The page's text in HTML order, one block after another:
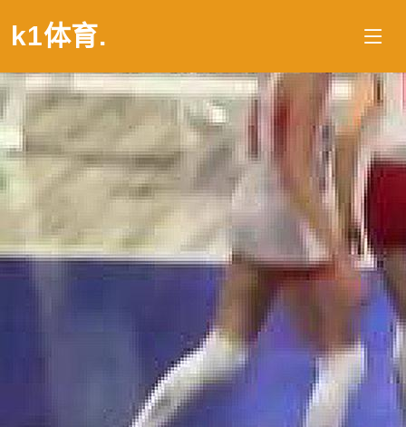
k1体育.